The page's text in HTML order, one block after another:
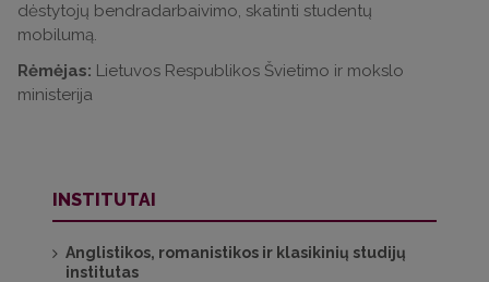
dėstytojų bendradarbaivimo, skatinti studentų
mobilumą.
Rėmėjas: Lietuvos Respublikos Švietimo ir mokslo
ministerija
INSTITUTAI
Anglistikos, romanistikos ir klasikinių studijų
institutas